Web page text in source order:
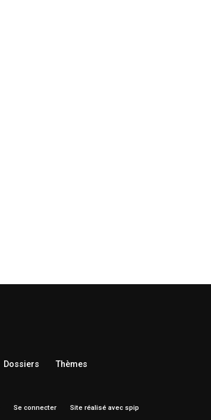
Dossiers Thèmes
Se connecter Site réalisé avec spip